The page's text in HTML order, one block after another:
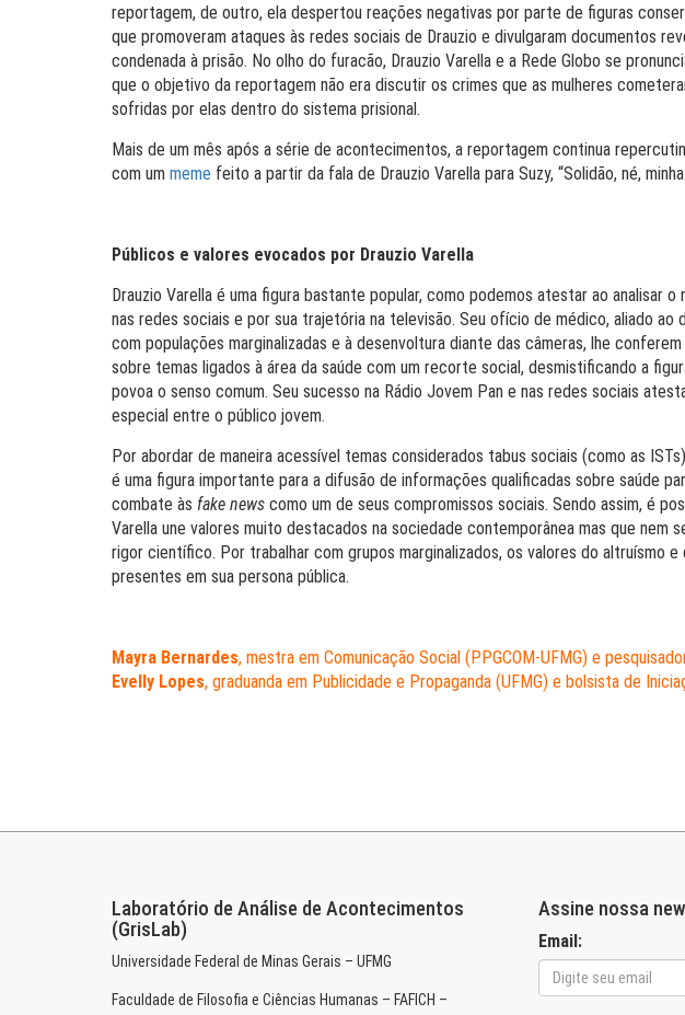
reportagem, de outro, ela despertou reações negativas por parte de figuras
que promoveram ataques às redes sociais de Drauzio e divulgaram documentos
condenada à prisão. No olho do furacão, Drauzio Varella e a Rede Globo se
que o objetivo da reportagem não era discutir os crimes que as mulheres
sofridas por elas dentro do sistema prisional.
Mais de um mês após a série de acontecimentos, a reportagem continua
com um meme feito a partir da fala de Drauzio Varella para Suzy, “Solidão, né, minha
Públicos e valores evocados por Drauzio Varella
Drauzio Varella é uma figura bastante popular, como podemos atestar ao analisar
nas redes sociais e por sua trajetória na televisão. Seu ofício de médico, aliado ao
com populações marginalizadas e à desenvoltura diante das câmeras, lhe
sobre temas ligados à área da saúde com um recorte social, desmistificando a
povoa o senso comum. Seu sucesso na Rádio Jovem Pan e nas redes sociais
especial entre o público jovem.
Por abordar de maneira acessível temas considerados tabus sociais (como as
é uma figura importante para a difusão de informações qualificadas sobre saúde
combate às fake news como um de seus compromissos sociais. Sendo assim, é
Varella une valores muito destacados na sociedade contemporânea mas que nem
rigor científico. Por trabalhar com grupos marginalizados, os valores do altruísmo
presentes em sua persona pública.
Mayra Bernardes, mestra em Comunicação Social (PPGCOM-UFMG) e
Evelly Lopes, graduanda em Publicidade e Propaganda (UFMG) e bolsista de
Laboratório de Análise de Acontecimentos
(GrisLab)
Universidade Federal de Minas Gerais – UFMG
Faculdade de Filosofia e Ciências Humanas – FAFICH –
Assine nossa
Email: